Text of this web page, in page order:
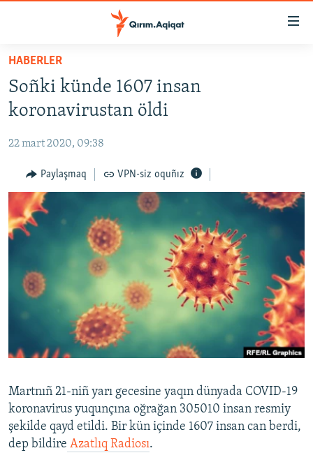
Esas
qaytmaq
Baş
qaytmaq
qaytmaq
HABERLER
CEMİYET
MEDENİYET
İNSAN AQLARI
VİDEO
BLOGLAR
FİKİR
Українською
HABERLER
Soñki künde 1607 insan
koronavirustan öldi
22 mart 2020, 09:38
Paylaşmaq VPN-siz oquñız
Martnıñ 21-niñ yarı gecesine yaqın dünyada COVID-19
koronavirus yuqunçına oğrağan 305010 insan resmiy
şekilde qayd etildi. Bir kün içinde 1607 insan can berdi,
dep bildire Azatlıq Radiosı.